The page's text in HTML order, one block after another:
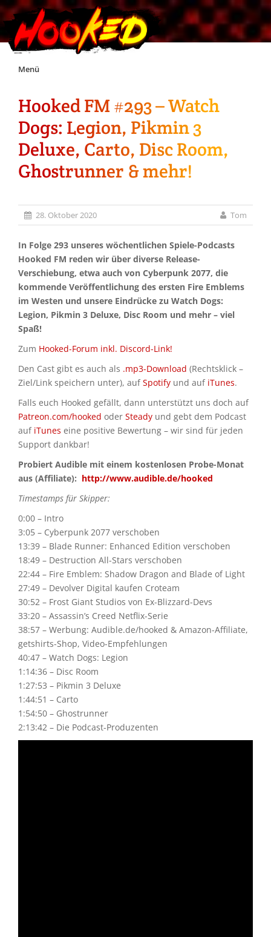
Skip
Menü
Unterstützt Hooked!
Exklusiv für Supporter*innen
Impressum
Jobs
Discord
Hooked FM #293 – Watch
Dogs: Legion, Pikmin 3
Deluxe, Carto, Disc Room,
Ghostrunner & mehr!
28. Oktober 2020 Tom
In Folge 293 unseres wöchentlichen Spiele-Podcasts
Hooked FM reden wir über diverse Release-
Verschiebung, etwa auch von Cyberpunk 2077, die
kommende Veröffentlichung des ersten Fire Emblems
im Westen und unsere Eindrücke zu Watch Dogs:
Legion, Pikmin 3 Deluxe, Disc Room und mehr – viel
Spaß!
Zum Hooked-Forum inkl. Discord-Link!
Den Cast gibt es auch als .mp3-Download (Rechtsklick –
Ziel/Link speichern unter), aufSpotify und auf iTunes.
Falls euch Hooked gefällt, dann unterstützt uns doch auf
Patreon.com/hooked oder Steady und gebt dem Podcast
auf iTunes eine positive Bewertung – wir sind für jeden
Support dankbar!
Probiert Audible mit einem kostenlosen Probe-Monat
aus (Affiliate): http://www.audible.de/hooked
Timestamps für Skipper:
0:00 – Intro
3:05 – Cyberpunk 2077 verschoben
13:39 – Blade Runner: Enhanced Edition verschoben
18:49 – Destruction All-Stars verschoben
22:44 – Fire Emblem: Shadow Dragon and Blade of Light
27:49 – Devolver Digital kaufen Croteam
30:52 – Frost Giant Studios von Ex-Blizzard-Devs
33:20 – Assassin’s Creed Netflix-Serie
38:57 – Werbung: Audible.de/hooked & Amazon-Affiliate,
getshirts-Shop, Video-Empfehlungen
40:47 – Watch Dogs: Legion
1:14:36 – Disc Room
1:27:53 – Pikmin 3 Deluxe
1:44:51 – Carto
1:54:50 – Ghostrunner
2:13:42 – Die Podcast-Produzenten